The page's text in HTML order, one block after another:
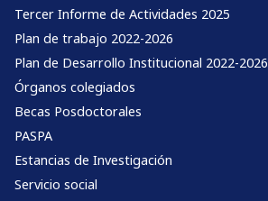
Tercer Informe de Actividades 2025
Plan de trabajo 2022-2026
Plan de Desarrollo Institucional 2022-2026
Órganos colegiados
Becas Posdoctorales
PASPA
Estancias de Investigación
Servicio social